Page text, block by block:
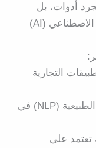
في 2026 لم تعد مجرد أدوات، بل
أصبحت حلولًا ذكية بفضل دمج الذكاء الاصطناعي (AI)
التجارية
استخدام تقنيات معالجة اللغة الطبيعية (NLP) في
على